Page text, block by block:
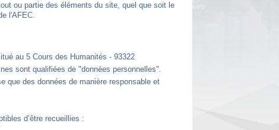
ou partie des éléments du site, quel que soit le
l'AFEC.
au 5 Cours des Humanités - 93322
sont qualifiées de "données personnelles".
que des données de manière responsable et
d’être recueillies :